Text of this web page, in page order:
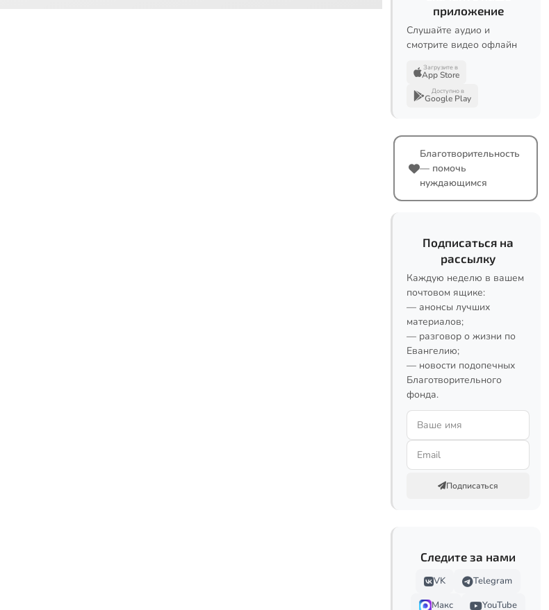
приложение
Слушайте аудио и
смотрите видео офлайн
Загрузите в
App Store
Доступно в
Google Play
Благотворительность
— помочь
нуждающимся
Подписаться на
рассылку
Каждую неделю в вашем
почтовом ящике:
— анонсы лучших
материалов;
— разговор о жизни по
Евангелию;
— новости подопечных
Благотворительного
фонда.
Подписаться
Следите за нами
VK
Telegram
Макс
YouTube